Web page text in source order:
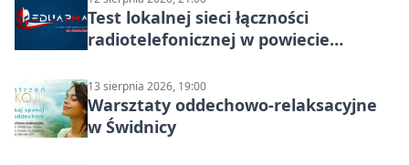
Test lokalnej sieci łączności
radiotelefonicznej w powiecie
13 sierpnia 2026, 19:00
Warsztaty oddechowo-relaksacyjne
w Świdnicy